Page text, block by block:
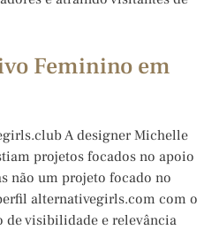
Feminino em
A designer Michelle
projetos focados no apoio
não um projeto focado no
alternativegirls.com com o
de visibilidade e relevância